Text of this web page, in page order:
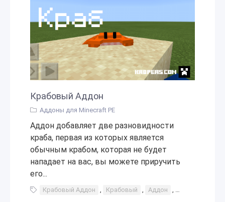
Крабовый Аддон
Аддоны для Minecraft PE
Аддон добавляет две разновидности
краба, первая из которых является
обычным крабом, которая не будет
нападает на вас, вы можете приручить
его...
Крабовый Аддон , Крабовый , Аддон , дополнение